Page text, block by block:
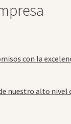
con la
nuestro alto nivel